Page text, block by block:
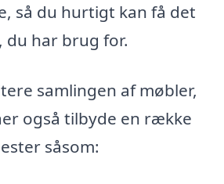
så du hurtigt kan få det
har brug for.
samlingen af møbler,
også tilbyde en række
såsom: